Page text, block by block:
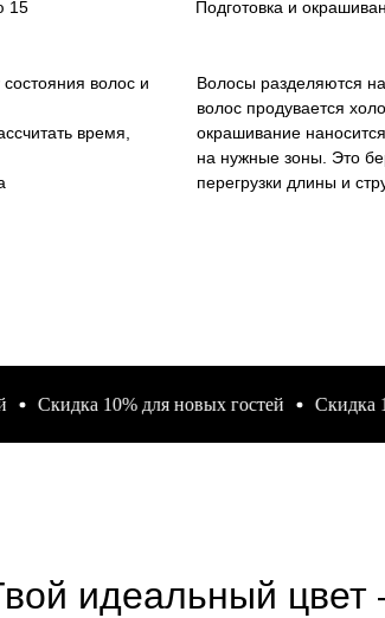
15
Подготовка и
волос и
время,
Волосы разделяются
волос продувается
окрашивание
на нужные зоны. Это
перегрузки длины и
10% для новых гостей Скидка 10%
идеальный